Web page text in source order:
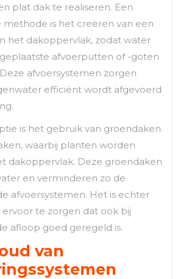
plat dak te realiseren. Een
is het creëren van een
het dakoppervlak, zodat water
afvoerputten of -goten
afvoersystemen zorgen
efficiënt wordt afgevoerd
is het gebruik van groendaken
waarbij planten worden
dakoppervlak. Deze groendaken
en verminderen zo de
afvoersystemen. Het is echter
te zorgen dat ook bij
afloop goed geregeld is.
van